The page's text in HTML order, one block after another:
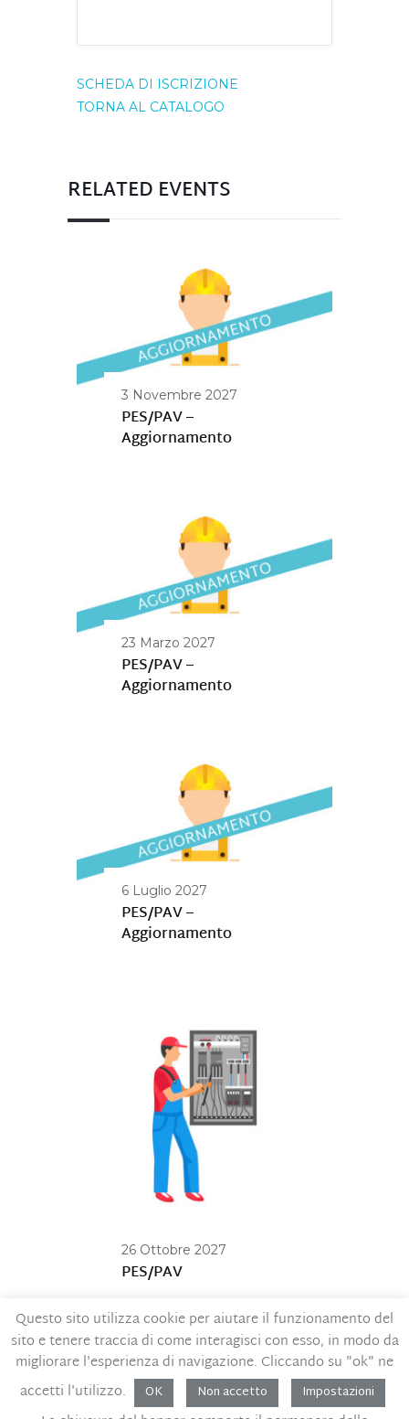
SCHEDA DI ISCRIZIONE
TORNA AL CATALOGO
RELATED EVENTS
3 Novembre 2027
PES/PAV –
Aggiornamento
23 Marzo 2027
PES/PAV –
Aggiornamento
6 Luglio 2027
PES/PAV –
Aggiornamento
26 Ottobre 2027
PES/PAV
Contatti
Privacy Policy
Codice Etico
MOG – Parte generale
Whistleblowing
Questo sito utilizza cookie per aiutare il funzionamento del
sito e tenere traccia di come interagisci con esso, in modo da
migliorare l'esperienza di navigazione. Cliccando su "ok" ne
accetti l'utilizzo.
OK Non accetto Impostazioni